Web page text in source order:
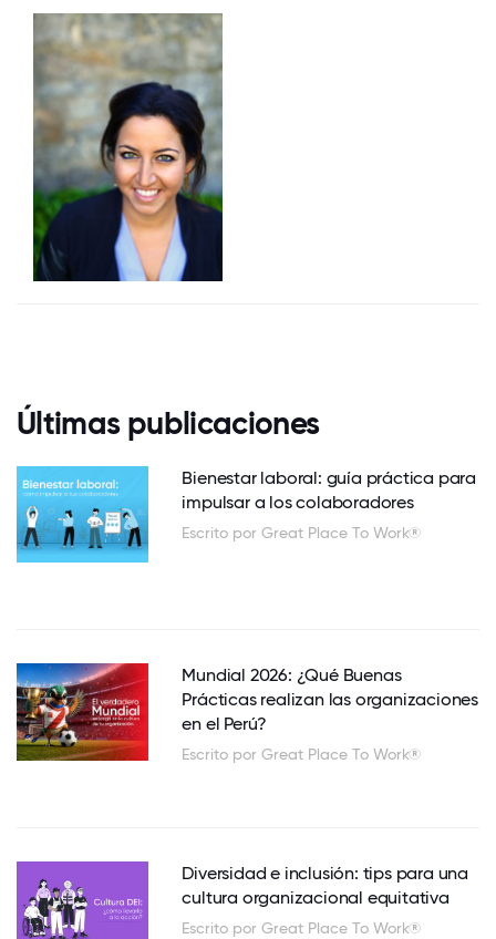
Últimas publicaciones
Bienestar laboral: guía práctica para
impulsar a los colaboradores
Escrito por Great Place To Work®
Mundial 2026: ¿Qué Buenas
Prácticas realizan las organizaciones
en el Perú?
Escrito por Great Place To Work®
Diversidad e inclusión: tips para una
cultura organizacional equitativa
Escrito por Great Place To Work®